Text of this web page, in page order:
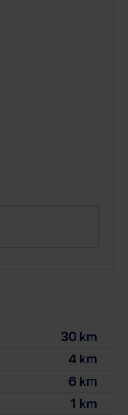
30 km
4 km
6 km
1 km